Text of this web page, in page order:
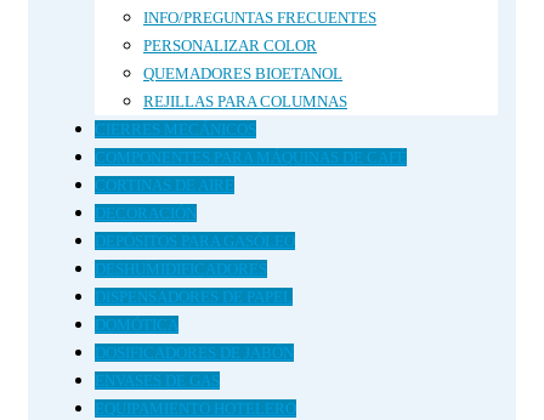
INFO/PREGUNTAS FRECUENTES
PERSONALIZAR COLOR
QUEMADORES BIOETANOL
REJILLAS PARA COLUMNAS
CIERRES MECÁNICOS
COMPONENTES PARA MÁQUINAS DE CAFÉ
CORTINAS DE AIRE
DECORACIÓN
DEPÓSITOS PARA GASÓLEO
DESHUMIDIFICADORES
DISPENSADORES DE PAPEL
DOMÓTICA
DOSIFICADORES DE JABÓN
ENVASES DE GAS
EQUIPAMIENTO HOTELERO